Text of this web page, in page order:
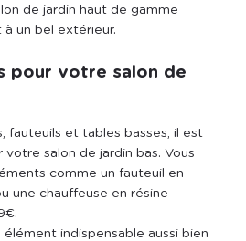
de jardin haut de gamme
un bel extérieur.
pour votre salon de
fauteuils et tables basses, il est
salon de jardin bas. Vous
comme un fauteuil en
une chauffeuse en résine
indispensable aussi bien